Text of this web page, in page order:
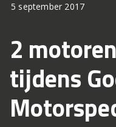
5 september 2017
2
tijdens